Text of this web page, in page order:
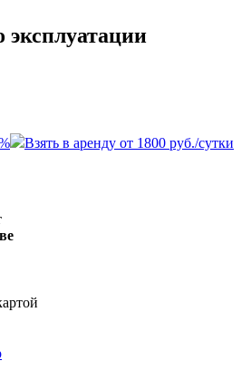
Взять в аренду от 1800 руб./сутки